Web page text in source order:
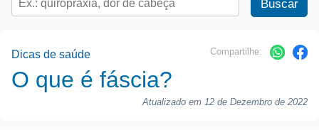
Compartilhe:
Dicas de saúde
O que é fáscia?
Atualizado em 12 de Dezembro de 2022